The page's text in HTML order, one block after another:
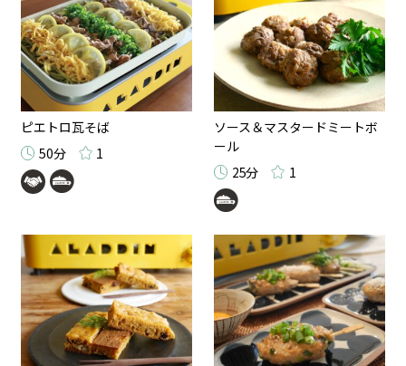
ピエトロ瓦そば
50分
1
ソース＆マスタードミートボ
ール
25分
1